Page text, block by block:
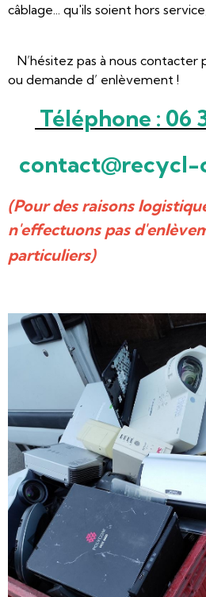
câblage... qu'ils soient hors
N’hésitez pas à nous
ou demande d’ enlèvement !
Téléphone : 06
(Pour des raisons
n'effectuons pas
particuliers)
Menu
Déchet / Matériel Informatique
Adresse et coordonnées
Contact ou demande devis
Destruction de vos données